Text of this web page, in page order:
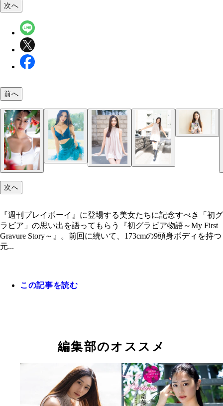
デジタル写真集『Fortuna』（撮影／中村和孝）より
斎藤恭代
『華咲くとき』 斎藤恭代 撮影／田中瞳 価格／
（税込） 173cm、9頭身の抜群のスタイルと美貌を
女だからこそ着こなせる奇抜な変形ワンピースを
め、王道ビキニやカルバン・クラインまでを収録
ように美しい彼女をストレートに撮り下ろしまし
次へ
前へ
次へ
『週刊プレイボーイ』に登場する美女たちに記念すべき「初グ
ラビア」の思い出を語ってもらう『初グラビア物語～My First
Gravure Story～』。前回に続いて、173cmの9頭身ボディを持つ
元...
この記事を読む
編集部のオススメ